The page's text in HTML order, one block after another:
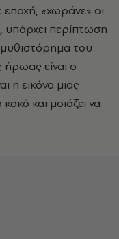
εποχή, «χωράνε» οι
υπάρχει περίπτωση
του
ήρωας είναι ο
η εικόνα μιας
και μοιάζει να